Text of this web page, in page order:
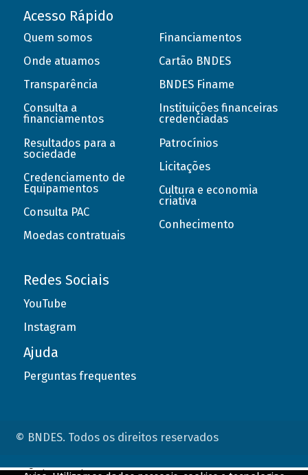
Acesso Rápido
Quem somos
Onde atuamos
Transparência
Consulta a
financiamentos
Resultados para a
sociedade
Credenciamento de
Equipamentos
Consulta PAC
Moedas contratuais
Financiamentos
Cartão BNDES
BNDES Finame
Instituições financeiras
credenciadas
Patrocínios
Licitações
Cultura e economia
criativa
Conhecimento
Redes Sociais
YouTube
Instagram
Ajuda
Perguntas frequentes
© BNDES. Todos os direitos reservados